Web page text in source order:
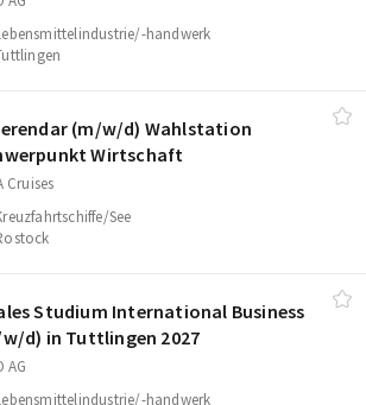
handwerk
(m/​w/​d) Wahlstation
Wirtschaft
Cruises
See
Studium International Business
​d) in Tuttlingen 2027
AG
handwerk